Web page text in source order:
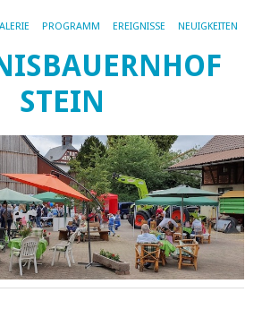
PROGRAMM EREIGNISSE NEUIGKEITEN
STEIN